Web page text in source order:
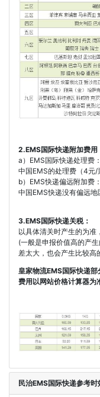
2.EMS国际快递附加费用
a）EMS国际快递处理费：
中国EMS的处理费（4元/
b）EMS快递偏远附加费：
中国EMS快递没有偏远地
3.EMS国际快递关税：
以具体清关时产生的为准
(一般是申报价值高的产
差太大，也会产生比较高
皇家物流EMS国际快递
费用以网站价格计算器为
民治EMS国际快递参考时